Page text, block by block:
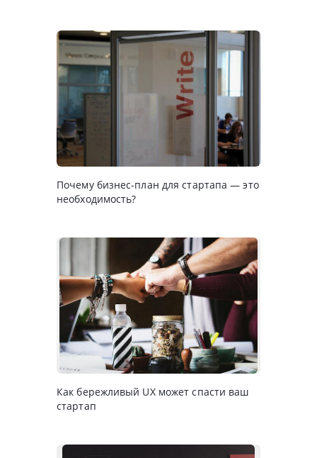
Почему бизнес-план для стартапа — это
необходимость?
Как бережливый UX может спасти ваш
стартап